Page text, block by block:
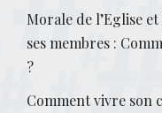
Morale de l’Eglise
ses membres :
?
Comment vivre son